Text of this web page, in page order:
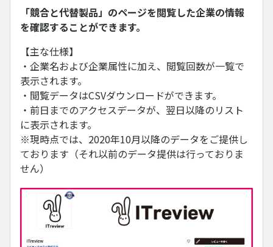
「競合と代替製品」のページを閲覧した企業の情報
を確認することができます。
【主な仕様】
・企業名および企業属性に加え、閲覧回数が一覧で
表示されます。
・閲覧データはCSVダウンロードができます。
・前日までのアクセスデータが、翌日以降のリスト
に表示されます。
※現時点では、2020年10月以降のデータをご提供し
ております（それ以前のデータ提供は行っておりま
せん）